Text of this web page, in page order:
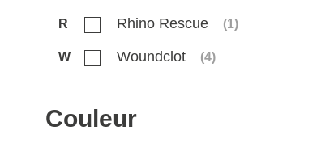
R Rhino Rescue (1)
W Woundclot (4)
Couleur